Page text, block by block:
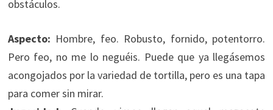
obstáculos.
Aspecto: Hombre, feo. Robusto, fornido, potentorro.
Pero feo, no me lo neguéis. Puede que ya llegásemos
acongojados por la variedad de tortilla, pero es una tapa
para comer sin mirar.